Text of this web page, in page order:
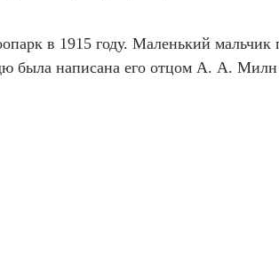
в 1915 году. Маленький
была написана его отцом А. А.